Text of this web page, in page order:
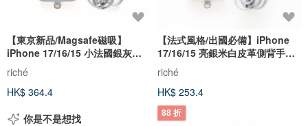
【東京新品/Magsafe磁吸】
iPhone 17/16/15 小法國銀灰掛
繩手機殼
riché
HK$ 364.4
【法式風格/出國必備】iPhone
17/16/15 亮銀米白皮革側背手機
riché
HK$ 253.4
你是不是想找
88 折